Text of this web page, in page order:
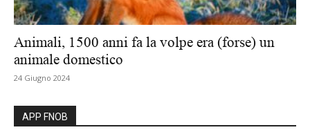
Animali, 1500 anni fa la volpe era (forse) un
animale domestico
24 Giugno 2024
APP FNOB